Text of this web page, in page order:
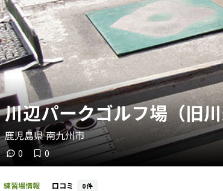
川辺パークゴルフ場（旧
鹿児島県南九州市
0 0
練習場情報 口コミ 0件